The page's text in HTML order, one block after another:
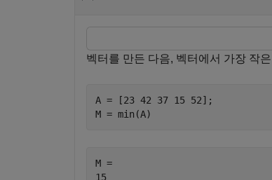
벡터를 만든 다음, 벡터에서 가장 작
A = [23 42 37 15 52];
M = min(A)
M =